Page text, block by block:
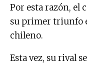
Por esta razón, el
su primer triunfo
chileno.
Esta vez, su rival